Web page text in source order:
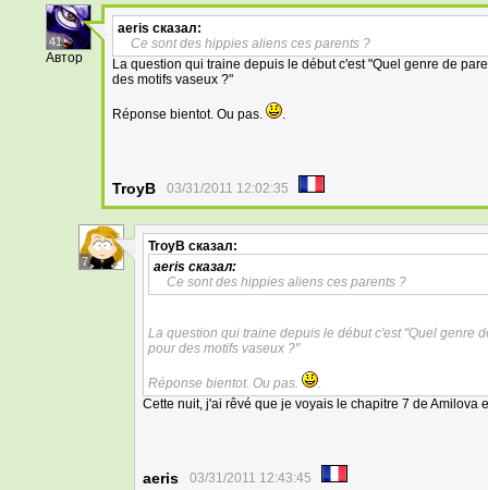
41
Автор
aeris сказал:
Ce sont des hippies aliens ces parents ?
La question qui traine depuis le début c'est "Quel genre de
des motifs vaseux ?"
Réponse bientot. Ou pas. .
TroyB 03/31/2011 12:02:35
7
TroyB сказал:
aeris сказал:
Ce sont des hippies aliens ces parents ?
La question qui traine depuis le début c'est "Quel genre
pour des motifs vaseux ?"
Réponse bientot. Ou pas.
.
Cette nuit, j'ai rêvé que je voyais le chapitre 7 de Amilova
aeris 03/31/2011 12:43:45